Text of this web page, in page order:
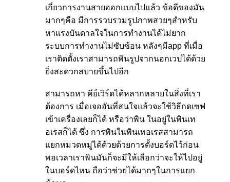
เกี่ยวการงานสายออกแบบไปแล้ว ข้อดีของมัน
มากๆคือ มีการรวบรวมรูปภาพสวยๆสำหรับ
หาแรงบันดาลใจในการทำงานได้ไม่ยาก
ระบบการทำงานไม่ซับซ้อน หลังๆมีapp ที่เมื่อ
เราติดตั้งเราสามารถพินรูปจากนอกเวปได้ด้วย
ยิ่งสะดวกสบายขึ้นไปอีก
สามารถหา คีย์เวิร์ดได้หลากหลายในสิ่งที่เรา
ต้องการ เมื่อเจออันที่สนใจแล้วจะใช้วิธีกดเซฟ
เข้าเครื่องเลยก็ได้ หรือว่าพิน ในอยู่ในพินเท
อเรสก็ได้ ซึ่ง การพินในพินเทอเรสสามารถ
แยกหมวดหมู่ได้ด้วยด้วยการตั้งบอร์ดไว้ก่อน
พอเวลาเราพินมันก็จะมีให้เลือกว่าจะให้ไปอยู่
ในบอร์ดไหน ถือว่าช่วยได้มากๆในการแยก